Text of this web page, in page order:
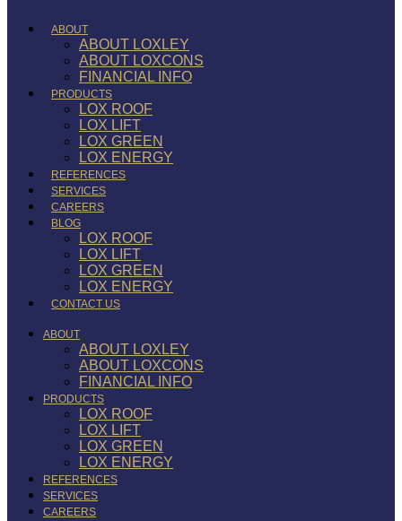
ABOUT
ABOUT LOXLEY
ABOUT LOXCONS
FINANCIAL INFO
PRODUCTS
LOX ROOF
LOX LIFT
LOX GREEN
LOX ENERGY
REFERENCES
SERVICES
CAREERS
BLOG
LOX ROOF
LOX LIFT
LOX GREEN
LOX ENERGY
CONTACT US
ABOUT
ABOUT LOXLEY
ABOUT LOXCONS
FINANCIAL INFO
PRODUCTS
LOX ROOF
LOX LIFT
LOX GREEN
LOX ENERGY
REFERENCES
SERVICES
CAREERS